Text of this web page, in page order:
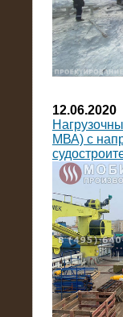
12.06.2020
МВА) с